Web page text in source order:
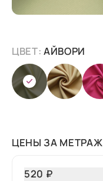
ЦВЕТ:АЙВОРИ
ЦЕНЫ ЗА МЕТРАЖ
520 ₽